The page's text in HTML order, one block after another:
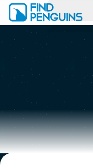
Print a book
Flyover video
Explore